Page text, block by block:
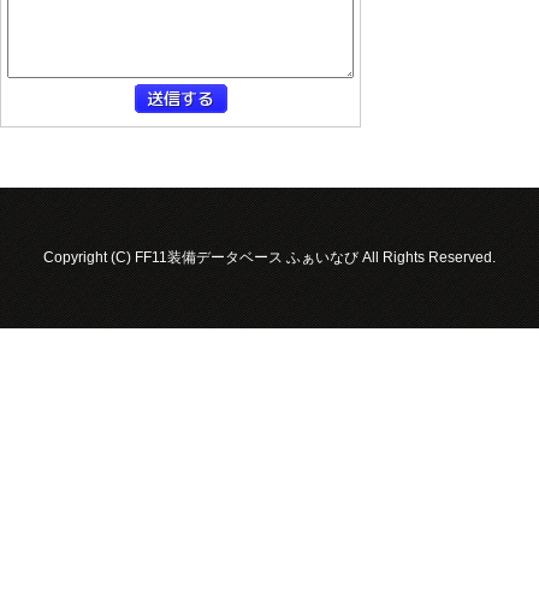
Copyright (C) FF11装備データベース ふぁいなび All Rights Reserved.